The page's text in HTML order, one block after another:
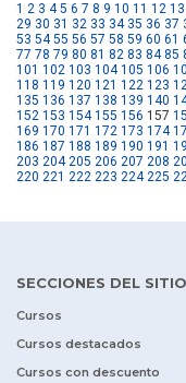
1 2 3 4 5 6 7 8 9 10 11 12 13
29 30 31 32 33 34 35 36 37
53 54 55 56 57 58 59 60 61
77 78 79 80 81 82 83 84 85
101 102 103 104 105 106
118 119 120 121 122 123
135 136 137 138 139 140
152 153 154 155 156 157
169 170 171 172 173 174
186 187 188 189 190 191
203 204 205 206 207 208
220 221 222 223 224 225
SECCIONES DEL SITIO
Cursos
Cursos destacados
Cursos con descuento